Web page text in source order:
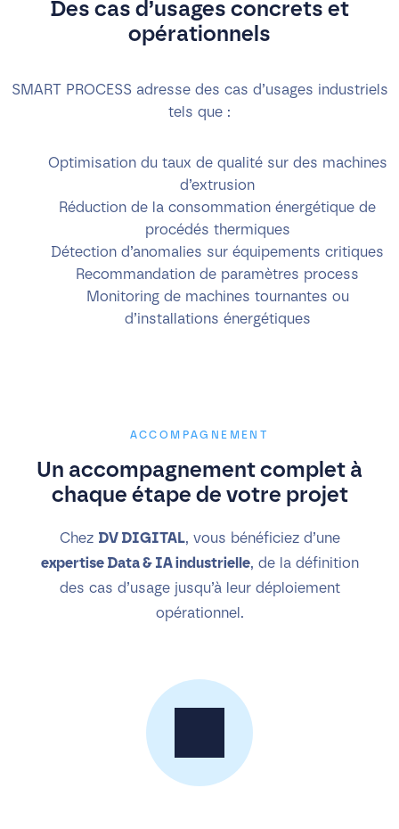
Des cas d’usages concrets et
opérationnels
SMART PROCESS adresse des cas d’usages industriels
tels que :
Optimisation du taux de qualité sur des machines
d’extrusion
Réduction de la consommation énergétique de
procédés thermiques
Détection d’anomalies sur équipements critiques
Recommandation de paramètres process
Monitoring de machines tournantes ou
d’installations énergétiques
ACCOMPAGNEMENT
Un accompagnement complet à
chaque étape de votre projet
Chez DV DIGITAL, vous bénéficiez d’une
expertise Data & IA industrielle, de la définition
des cas d’usage jusqu’à leur déploiement
opérationnel.